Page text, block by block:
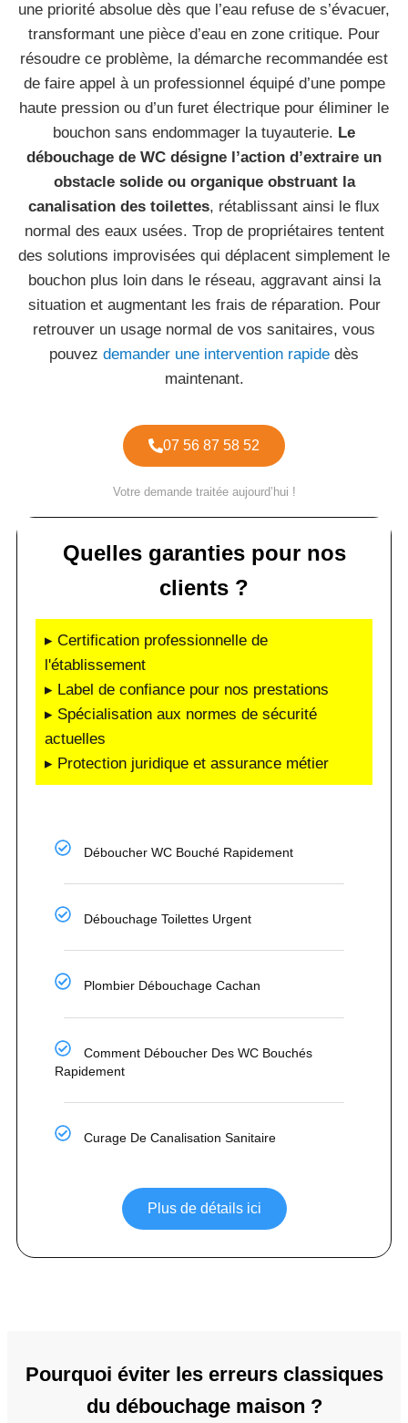
une priorité absolue dès que l’eau refuse de s’évacuer,
transformant une pièce d’eau en zone critique. Pour
résoudre ce problème, la démarche recommandée est
de faire appel à un professionnel équipé d’une pompe
haute pression ou d’un furet électrique pour éliminer le
bouchon sans endommager la tuyauterie. Le
débouchage de WC désigne l’action d’extraire un
obstacle solide ou organique obstruant la
canalisation des toilettes, rétablissant ainsi le flux
normal des eaux usées. Trop de propriétaires tentent
des solutions improvisées qui déplacent simplement le
bouchon plus loin dans le réseau, aggravant ainsi la
situation et augmentant les frais de réparation. Pour
retrouver un usage normal de vos sanitaires, vous
pouvez demander une intervention rapide dès
maintenant.
07 56 87 58 52
Votre demande traitée aujourd’hui !
Quelles garanties pour nos
clients ?
▸ Certification professionnelle de
l'établissement
▸ Label de confiance pour nos prestations
▸ Spécialisation aux normes de sécurité
actuelles
▸ Protection juridique et assurance métier
Déboucher WC Bouché Rapidement
Débouchage Toilettes Urgent
Plombier Débouchage Cachan
Comment Déboucher Des WC Bouchés
Rapidement
Curage De Canalisation Sanitaire
Plus de détails ici
Pourquoi éviter les erreurs classiques
du débouchage maison ?